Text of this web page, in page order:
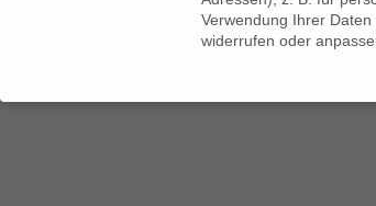
Verwendung Ihrer
widerrufen oder
Datenschutzeinstellungen